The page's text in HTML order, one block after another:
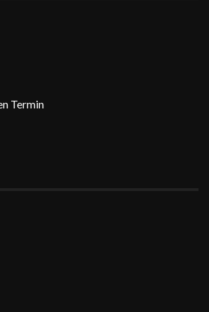
Termin